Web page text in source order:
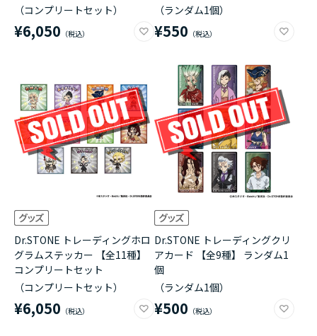
（コンプリートセット）
¥6,050
（ランダム1個）
¥550
Dr.STONE トレーディングホロ
グラムステッカー 【全11種】
コンプリートセット
（コンプリートセット）
¥6,050
Dr.STONE トレーディングクリ
アカード 【全9種】 ランダム1
個
（ランダム1個）
¥500